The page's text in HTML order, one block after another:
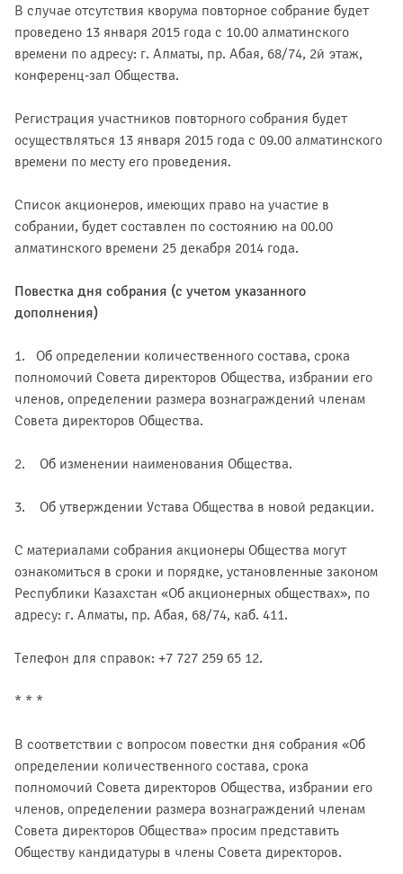
В случае отсутствия кворума повторное собрание будет
проведено 13 января 2015 года с 10.00 алматинского
времени по адресу: г. Алматы, пр. Абая, 68/74, 2й этаж,
конференц-зал Общества.
Регистрация участников повторного собрания будет
осуществляться 13 января 2015 года с 09.00 алматинского
времени по месту его проведения.
Список акционеров, имеющих право на участие в
собрании, будет составлен по состоянию на 00.00
алматинского времени 25 декабря 2014 года.
Повестка дня собрания (с учетом указанного
дополнения)
1. Об определении количественного состава, срока
полномочий Совета директоров Общества, избрании его
членов, определении размера вознаграждений членам
Совета директоров Общества.
2. Об изменении наименования Общества.
3. Об утверждении Устава Общества в новой редакции.
С материалами собрания акционеры Общества могут
ознакомиться в сроки и порядке, установленные законом
Республики Казахстан «Об акционерных обществах», по
адресу: г. Алматы, пр. Абая, 68/74, каб. 411.
Телефон для справок: +7 727 259 65 12.
* * *
В соответствии с вопросом повестки дня собрания «Об
определении количественного состава, срока
полномочий Совета директоров Общества, избрании его
членов, определении размера вознаграждений членам
Совета директоров Общества» просим представить
Обществу кандидатуры в члены Совета директоров.